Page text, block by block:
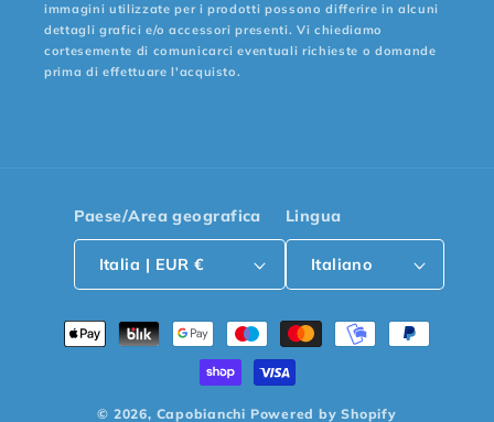
immagini utilizzate per i prodotti possono differire in alcuni
dettagli grafici e/o accessori presenti. Vi chiediamo
cortesemente di comunicarci eventuali richieste o domande
prima di effettuare l'acquisto.
Paese/Area geografica
Italia | EUR €
Lingua
Italiano
Metodi
© 2026, Capobianchi Powered by Shopify